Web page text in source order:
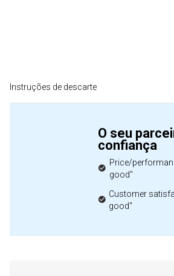
Instruções de descarte
O seu
confiança
Price/
good"
Customer
good"